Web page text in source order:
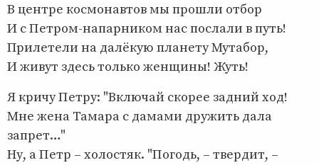
В центре космонавтов мы прошли отбор
И с Петром-напарником нас послали в путь!
Прилетели на далёкую планету Мутабор,
И живут здесь только женщины! Жуть!
Я кричу Петру: "Включай скорее задний ход!
Мне жена Тамара с дамами дружить дала
запрет…"
Ну, а Петр – холостяк. "Погодь, – твердит, –